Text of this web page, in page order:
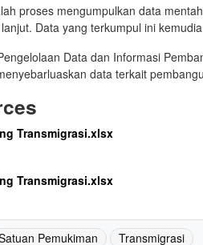
proses mengumpulkan data
Data yang terkumpul ini
Data dan Informasi
data terkait
Transmigrasi.xlsx
Transmigrasi.xlsx
Pemukiman Transmigrasi